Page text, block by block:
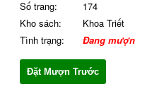
Số trang:
174
Kho sách:
Khoa Triết
Tình trạng:
Đang mượn
Đặt Mượn Trước